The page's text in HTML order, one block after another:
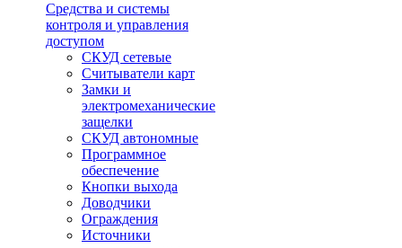
Средства и системы
контроля и управления
доступом
СКУД сетевые
Считыватели карт
Замки и
электромеханические
защелки
СКУД автономные
Программное
обеспечение
Кнопки выхода
Доводчики
Ограждения
Источники